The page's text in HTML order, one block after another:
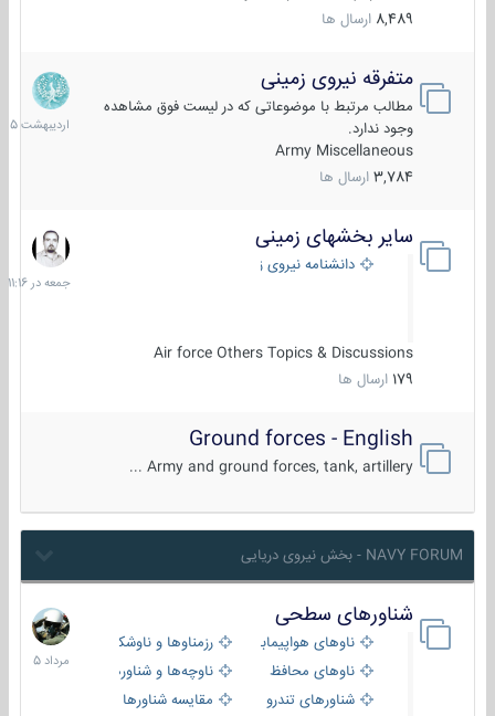
8,489 ارسال ها
متفرقه نیروی زمینی
مطالب مرتبط با موضوعاتی که در لیست فوق مشاهده
وجود ندارد.
Army Miscellaneous
3,784 ارسال ها
27
1405
سایر بخشهای زمینی
دانشنامه نیروی زمینی
Air force Others Topics & Discussions
179 ارسال ها
جمعه
در
11:16
Ground forces - English
Army and ground forces, tank, artillery ...
NAVY FORUM - بخش نیروی دریایی
شناورهای سطحی
ناوهای هواپیمابر و بالگرد بررزمناوها و ناوشکن‌ها
ناوهای محافظ
ناوچه‌ها و شناورهای گشتی
شناورهای تندرو
مقایسه شناورها
2
مرداد
1405